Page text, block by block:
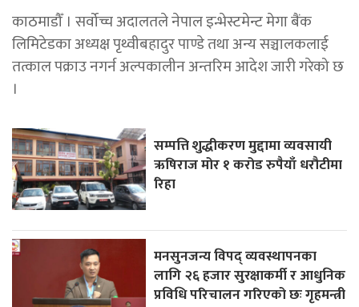
काठमाडौँ । सर्वोच्च अदालतले नेपाल इन्भेस्टमेन्ट मेगा बैंक
लिमिटेडका अध्यक्ष पृथ्वीबहादुर पाण्डे तथा अन्य सञ्चालकलाई
तत्काल पक्राउ नगर्न अल्पकालीन अन्तरिम आदेश जारी गरेको छ
।
सम्पत्ति शुद्धीकरण मुद्दामा व्यवसायी
ऋषिराज मोर १ करोड रुपैयाँ धरौटीमा
रिहा
मनसुनजन्य विपद् व्यवस्थापनका
लागि २६ हजार सुरक्षाकर्मी र आधुनिक
प्रविधि परिचालन गरिएको छः गृहमन्त्री